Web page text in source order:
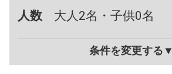
人数
大人2名・子供0名
条件を変更する▼